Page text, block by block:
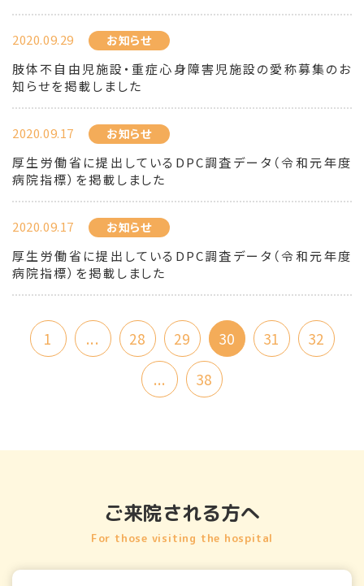
2020.09.29 お知らせ
肢体不自由児施設・重症心身障害児施設の愛称募集のお
知らせを掲載しました
2020.09.17 お知らせ
厚生労働省に提出しているDPC調査データ（令和元年度
病院指標）を掲載しました
2020.09.17 お知らせ
厚生労働省に提出しているDPC調査データ（令和元年度
病院指標）を掲載しました
1 ... 28 29 30 31
32
...
38
ご来院される方へ
For those visiting the hospital